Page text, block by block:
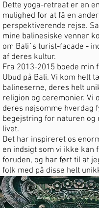
Dette yoga-retreat er en
mulighed for at få en
perspektiverende rejse.
mine balinesiske venner
om Bali´s turist-facade -
af deres kultur.
Fra 2013-2015 boede min
Ubud på Bali. Vi kom helt
balineserne, deres helt
religion og ceremonier. Vi
deres nøjsomme hverdag
begejstring for naturen og
livet.
Det har inspireret os
en indsigt som vi ikke kan
foruden, og har ført til at
folk med på disse helt